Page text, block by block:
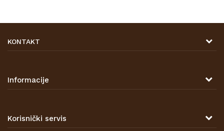
KONTAKT
47000 Karlovac
Informacije
Prodajna mjesta
Korisnički servis